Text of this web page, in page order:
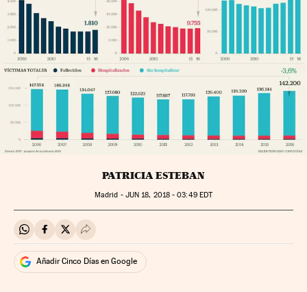
PATRICIA ESTEBAN
Madrid - JUN 18, 2018 - 03:49EDT
Compartir en Whatsapp
Compartir en Facebook
Compartir en Twitter
Desplegar Redes Sociales
Añadir Cinco Días en Google